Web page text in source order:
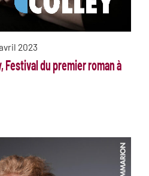
Festival du premier roman à
2023